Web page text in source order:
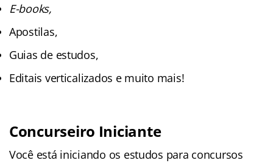
E-books,
Apostilas,
Guias de estudos,
Editais verticalizados e muito mais!
Concurseiro Iniciante
Você está iniciando os estudos para concursos